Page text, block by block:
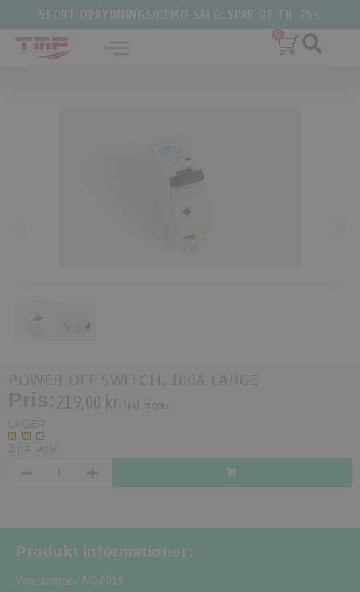
STORT OPRYDNINGS/DEMO-SALG: SPAR OP TIL 75%
Produkt informationer:
Varenummer: IVC-0019